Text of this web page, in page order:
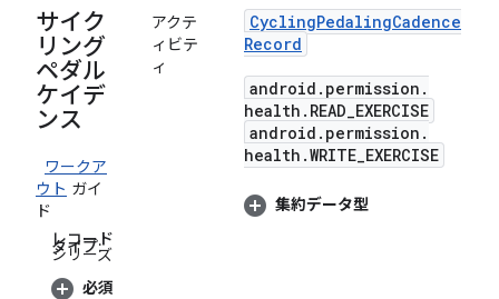
サイク
リング
ペダル
ケイデ
ンス
ワークア
ウト ガイ
ド
レコード
タイプ:
シリーズ
必須
アクテ
ィビテ
ィ
CyclingPedalingCadence
Record
android . permission .
health . READ_EXERCISE
android . permission .
health .WRITE_EXERCISE
集約データ型